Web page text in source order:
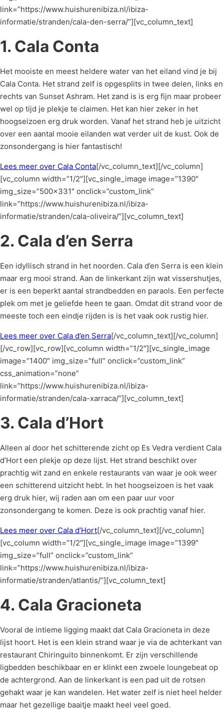
link=”https://www.huishurenibiza.nl/ibiza-
informatie/stranden/cala-den-serra/”][vc_column_text]
1. Cala Conta
Het mooiste en meest heldere water van het eiland vind je bij
Cala Conta. Het strand zelf is opgesplits in twee delen, links en
rechts van Sunset Ashram. Het zand is is erg fijn maar probeer
wel op tijd je plekje te claimen. Het kan hier zeker in het
hoogseizoen erg druk worden. Vanaf het strand heb je uitzicht
over een aantal mooie eilanden wat verder uit de kust. Ook de
zonsondergang is hier fantastisch!
Lees meer over Cala Conta[/vc_column_text][/vc_column]
[vc_column width=”1/2″][vc_single_image image=”1390″
img_size=”500×331″ onclick=”custom_link”
link=”https://www.huishurenibiza.nl/ibiza-
informatie/stranden/cala-oliveira/”][vc_column_text]
2. Cala d’en Serra
Een idyllisch strand in het noorden. Cala d’en Serra is een klein
maar erg mooi strand. Aan de linkerkant zijn wat vissershutjes,
er is een beperkt aantal strandbedden en paraols. Een perfecte
plek om met je geliefde heen te gaan. Omdat dit strand voor de
meeste toch een eindje rijden is is het vaak ook rustig hier.
Lees meer over Cala d’en Serra[/vc_column_text][/vc_column]
[/vc_row][vc_row][vc_column width=”1/2″][vc_single_image
image=”1400″ img_size=”full” onclick=”custom_link”
css_animation=”none”
link=”https://www.huishurenibiza.nl/ibiza-
informatie/stranden/cala-xarraca/”][vc_column_text]
3. Cala d’Hort
Alleen al door het schitterende zicht op Es Vedra verdient Cala
d’Hort een plekje op deze lijst. Het strand beschikt over
prachtig wit zand en enkele restaurants van waar je ook weer
een schitterend uitzicht hebt. In het hoogseizoen is het vaak
erg druk hier, wij raden aan om een paar uur voor
zonsondergang te komen. Deze is ook prachtig vanaf hier.
Lees meer over Cala d’Hort[/vc_column_text][/vc_column]
[vc_column width=”1/2″][vc_single_image image=”1399″
img_size=”full” onclick=”custom_link”
link=”https://www.huishurenibiza.nl/ibiza-
informatie/stranden/atlantis/”][vc_column_text]
4. Cala Gracioneta
Vooral de intieme ligging maakt dat Cala Gracioneta in deze
lijst hoort. Het is een klein strand waar je via de achterkant van
restaurant Chiringuito binnenkomt. Er zijn verschillende
ligbedden beschikbaar en er klinkt een zwoele loungebeat op
de achtergrond. Aan de linkerkant is een pad uit de rotsen
gehakt waar je kan wandelen. Het water zelf is niet heel helder
maar het gezellige baaitje maakt heel veel goed.